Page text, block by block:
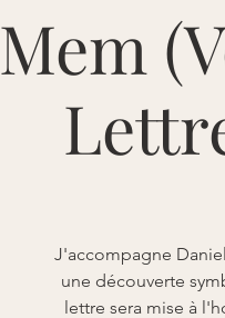
Mem
J'accompagne
une découverte
lettre sera mise à